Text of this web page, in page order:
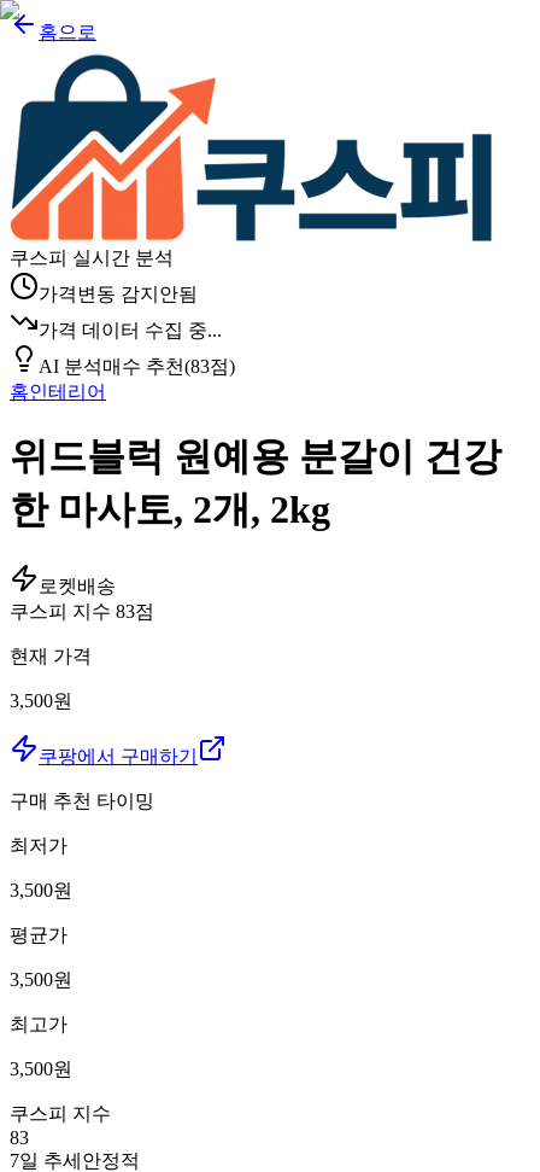
홈으로
쿠스피 실시간 분석
가격변동 감지안됨
가격 데이터 수집 중...
AI 분석매수 추천(83점)
홈인테리어
위드블럭 원예용 분갈이 건강
한 마사토, 2개, 2kg
로켓배송
쿠스피 지수 83점
현재 가격
3,500원
쿠팡에서 구매하기
구매 추천 타이밍
최저가
3,500원
평균가
3,500원
최고가
3,500원
쿠스피 지수
83
7일 추세 안정적